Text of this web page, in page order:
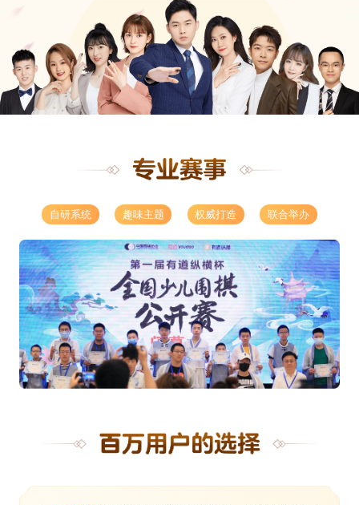
自研系统 趣味主题 权威打造 联合举办